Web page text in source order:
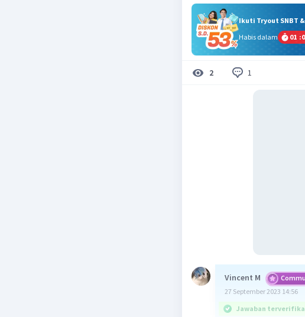
Ikuti Tryout SNBT
Habis dalam
01 :
2 1
Vincent M
27 September 2023 14:56
Jawaban